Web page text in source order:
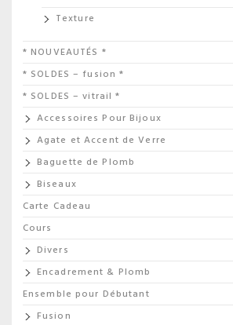
Texture
* NOUVEAUTÉS *
* SOLDES – fusion *
* SOLDES – vitrail *
Accessoires Pour Bijoux
Agate et Accent de Verre
Baguette de Plomb
Biseaux
Carte Cadeau
Cours
Divers
Encadrement & Plomb
Ensemble pour Débutant
Fusion